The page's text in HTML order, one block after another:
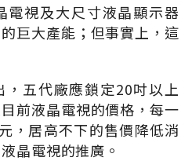
電視及大尺寸液晶顯示器
巨大產能；但事實上，這
五代廠應鎖定20吋以上
前液晶電視的價格，每一
，居高不下的售價降低消
晶電視的推廣。